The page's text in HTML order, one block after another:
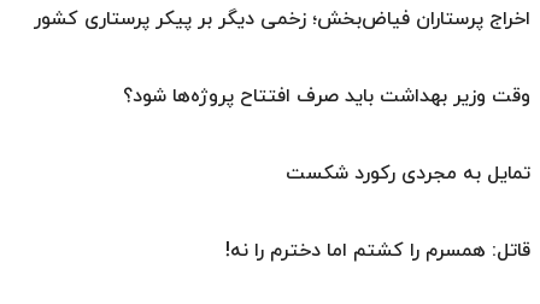
اخراج پرستاران فیاض‌بخش؛ زخمی دیگر بر پیکر پرستاری کشور
وقت وزیر بهداشت باید صرف افتتاح پروژه‌ها شود؟
تمایل به مجردی رکورد شکست
قاتل: همسرم را کشتم اما دخترم را نه!